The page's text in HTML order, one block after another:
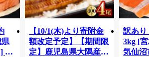
県
鮭
【10/1(木)より寄附金
額改定予定】【期間限
定】鹿児島県大隅産う
訳あり
3kg [
気仙沼